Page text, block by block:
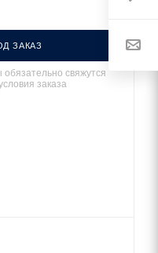
ЗАКАЗ
свяжутся
заказа